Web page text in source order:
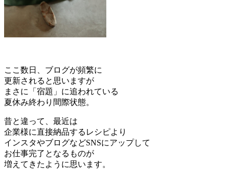
ここ数日、ブログが頻繁に
更新されると思いますが
まさに「宿題」に追われている
夏休み終わり間際状態。
昔と違って、最近は
企業様に直接納品するレシピより
インスタやブログなどSNSにアップして
お仕事完了となるものが
増えてきたように思います。